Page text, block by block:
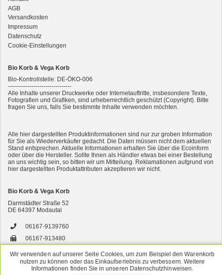
3er-SET Bio Sticks Soft (weiche Hundeleckerli) Huhn 150g Dog's Love
AGB
Versandkosten
Impressum
Datenschutz
Cookie-Einstellungen
Bio Korb & Vega Korb
Bio-Kontrollstelle: DE-ÖKO-006
--------------------------------
Alle Inhalte unserer Druckwerke oder Internetauftritte, insbesondere Texte,
Fotografien und Grafiken, sind urheberrechtlich geschützt (Copyright). Bitte
fragen Sie uns, falls Sie bestimmte Inhalte verwenden möchten.
Alle hier dargestellten Produktinformationen sind nur zur groben Information
für Sie als Wiederverkäufer gedacht. Die Daten müssen nicht dem aktuellen
Stand entsprechen. Aktuelle Informationen erhalten Sie über die Ecoinform
oder über die Hersteller. Sollte Ihnen als Händler etwas bei einer Bestellung
an uns wichtig sein, so bitten wir um Mitteilung. Reklamationen aufgrund von
hier dargestellten Produktattributen akzeptieren wir nicht.
Bio Korb & Vega Korb
Darmstädter Straße 52
DE 64397 Modautal
06167-9139760
06167-913480
versand@bsbio.de
www.bio-korb.de
Wir verwenden auf unserer Seite Cookies, um zum Beispiel den Warenkorb
nutzen zu können oder das Einkaufserlebnis zu verbessern. Weitere
Informationen finden Sie in unseren Datenschutzhinweisen.